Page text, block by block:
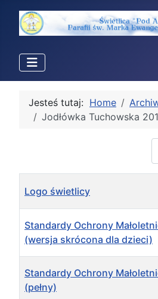
Jesteś tutaj: Home
Jodłówka Tuchowska
Tytuł Data utworzenia.
Logo świetlicy
Standardy Ochrony
(wersja skrócona dla dzieci)
Standardy Ochrony
(pełny)